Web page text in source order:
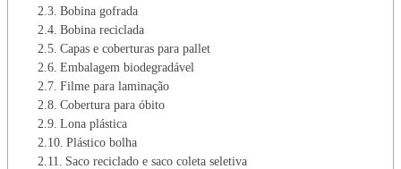
Bobina gofrada
Bobina reciclada
Capas e coberturas para pallet
Embalagem biodegradável
Filme para laminação
Cobertura para óbito
Lona plástica
Plástico bolha
Saco reciclado e saco coleta seletiva